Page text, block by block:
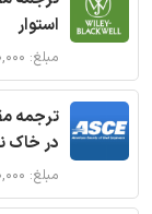
استوار
مبلغ: ۱۴۰,۰۰۰ تومان
ترجمه
در خاک
مبلغ: ۱۲۰,۰۰۰ تومان